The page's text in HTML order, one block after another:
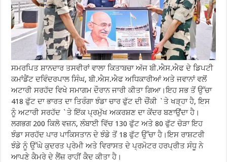
ਸਮਰਪਿਤ ਸ਼ਾਨਦਾਰ ਤਸਵੀਰਾਂ ਵਾਲਾ ਕਿਤਾਬਚਾ ਅੱਜ ਬੀ.ਐਸ.ਐਫ ਦੇ ਡਿਪਟੀ
ਕਮਾਂਡੈਂਟ ਦਵਿੰਦਰਪਾਲ ਸਿੰਘ, ਬੀ.ਐਸ.ਐਫ ਅਧਿਕਾਰੀਆਂ ਅਤੇ ਜਵਾਨਾਂ ਵਲੋਂ
ਅਟਾਰੀ ਸਰਹੱਦ ਵਿਖੇ ਸਮਾਗਮ ਦੌਰਾਨ ਜਾਰੀ ਕੀਤਾ ਗਿਆ।ਇਹ ਸਭ ਤੋਂ ਉੱਚਾ
418 ਫੁੱਟ ਦਾ ਭਾਰਤ ਦਾ ਤਿਰੰਗਾ ਝੰਡਾ ਚਾਰ ਫੁੱਟ ਦੀ ਚੌਂਕੀ `ਤੇ ਖੜ੍ਹਾ ਹੈ, ਇਸ
ਨੂੰ ਅਟਾਰੀ ਸਰਹੱਦ `ਤੇ ਇੱਕ ਪ੍ਰਮੁੱਖ ਅਕਰਸ਼ਣ ਦਾ ਕੇਂਦਰ ਬਣਾਉਂਦਾ ਹੈ।
ਲਗਭਗ 200 ਕਿਲੋ ਵਜ਼ਨ, ਲੰਬਾਈ ਵਿੱਚ 130 ਫੁੱਟ ਅਤੇ 80 ਫੁੱਟ ਚੋੜਾ ਇਹ
ਝੰਡਾ ਸਰਹੱਦ ਪਾਰ ਪਾਕਿਸਤਾਨ ਦੇ ਝੰਡੇ ਤੋਂ 18 ਫੁੱਟ ਉੱਚਾ ਹੈ।ਇਸ ਰਾਸ਼ਟਰੀ
ਝੰਡੇ ਨੂੰ ਉੱਘੇ ਕੁਦਰਤ ਪ੍ਰੇਮੀ ਅਤੇ ਵਿਰਾਸਤ ਦੇ ਪ੍ਰਮੋਟਰ ਹਰਪ੍ਰੀਤ ਸੰਧੂ ਨੇ
ਆਪਣੇ ਕੈਮਰੇ ਦੇ ਲੈਂਜ਼ ਰਾਹੀਂ ਕੈਦ ਕੀਤਾ ਹੈ।